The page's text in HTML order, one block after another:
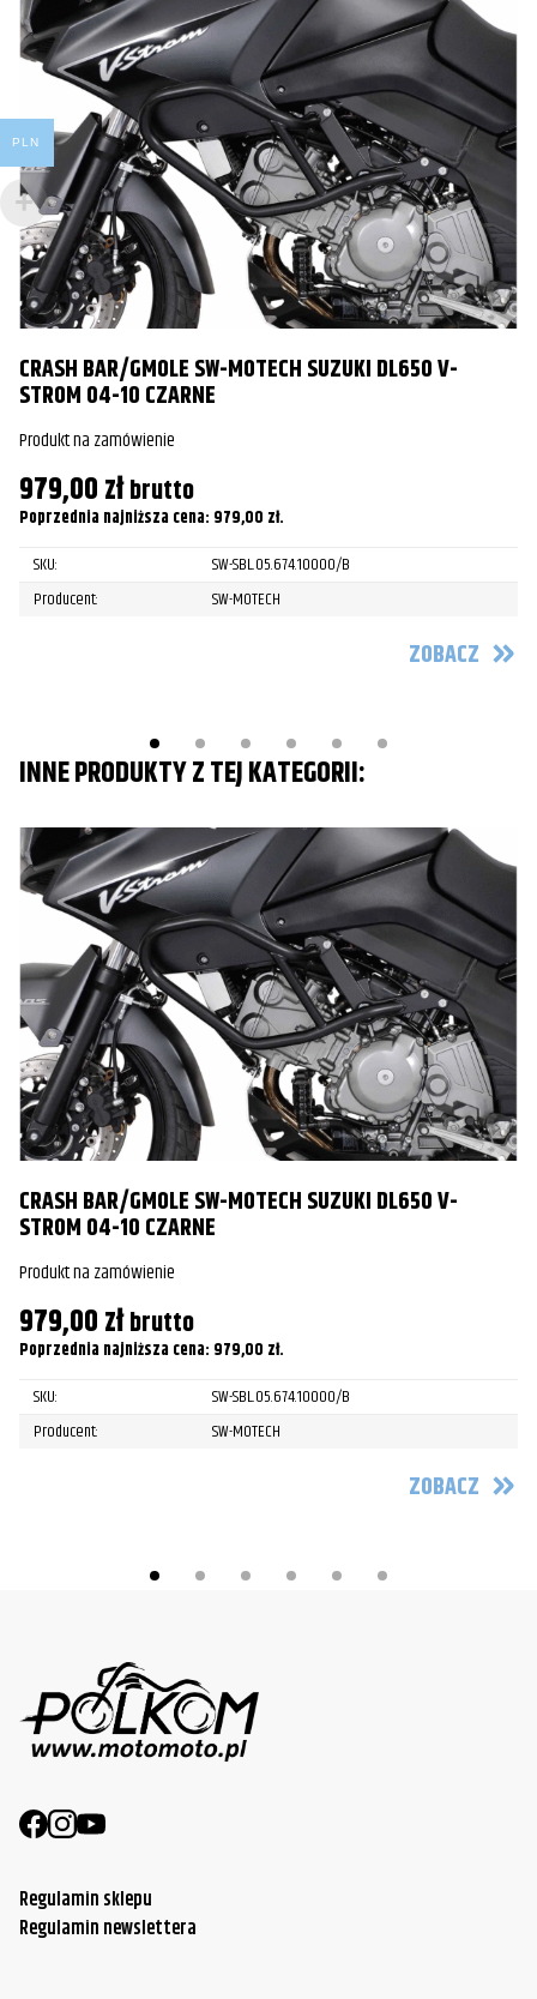
Yamaha XT700 Ténéré Rally 2025
CRASH BAR/GMOLE SW-MOTECH SUZUKI DL650 V-
STROM 04-10 CZARNE
Produkt na zamówienie
979,00złbrutto
Poprzednia najniższa cena: 979,00 zł.
SKU:
SW-SBL.05.674.10000/B
Producent:
SW-MOTECH
ZOBACZ
INNE PRODUKTY Z TEJ KATEGORII:
CRASH BAR/GMOLE SW-MOTECH SUZUKI DL650 V-
STROM 04-10 CZARNE
Produkt na zamówienie
979,00złbrutto
Poprzednia najniższa cena: 979,00 zł.
SKU:
SW-SBL.05.674.10000/B
Producent:
SW-MOTECH
ZOBACZ
Regulamin sklepu
Regulamin newslettera
PLN